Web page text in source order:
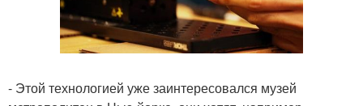
- Этой технологией уже заинтересовался музей